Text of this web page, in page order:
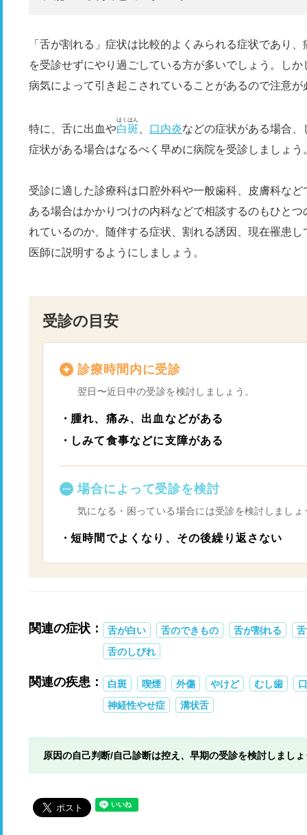
「舌が割れる」症状は比較的よくみられる症状であり
を受診せずにやり過ごしている方が多いでしょう。し
病気によって引き起こされていることがあるので注意が
特に、舌に出血や白斑
はくはん
口内炎などの症状がある場合
症状がある場合はなるべく早めに病院を受診しましょう
受診に適した診療科は口腔外科や一般歯科、皮膚科な
ある場合はかかりつけの内科などで相談するのもひと
れているのか、随伴する症状、割れる誘因、現在罹患
医師に説明するようにしましょう。
受診の目安
診療時間内に受診
翌日〜近日中の受診を検討しましょう。
腫れ、痛み、出血などがある
しみて食事などに支障がある
場合によって受診を検討
気になる・困っている場合には受診を検討しましょ
短時間でよくなり、その後繰り返さない
関連の症状： 舌が白い 舌のできもの 舌が割れる
舌のしびれ
関連の疾患： 白斑 喫煙 外傷 やけど むし歯
神経性やせ症
溝状舌
原因の自己判断/自己診断は控え、早期の受診を検討しましょ